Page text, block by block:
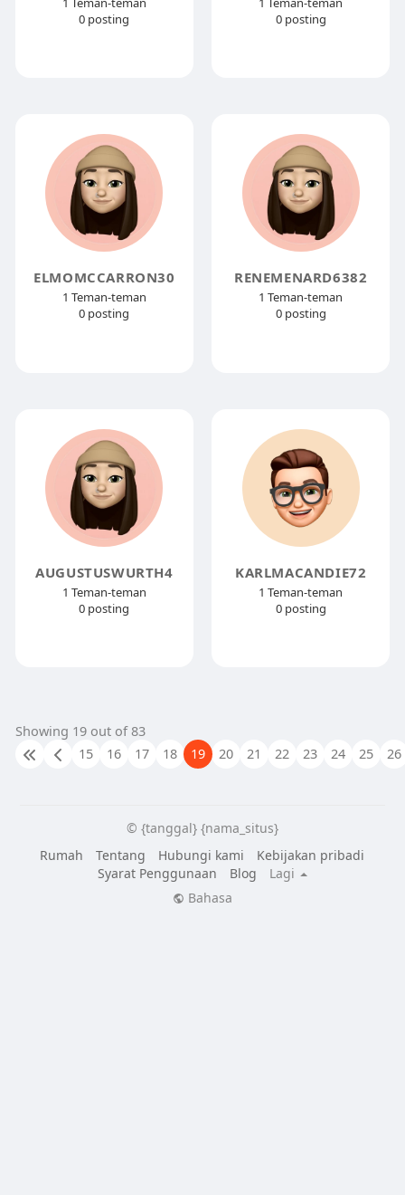
0 posting
0 posting
ELMOMCCARRON30
1 Teman-teman
0 posting
RENEMENARD6382
1 Teman-teman
0 posting
AUGUSTUSWURTH4
1 Teman-teman
0 posting
KARLMACANDIE72
1 Teman-teman
0 posting
Showing 19 out of 83
15
16 17 18 19 20 21 22 23 24 25 26
© {tanggal} {nama_situs}
Rumah
Tentang Hubungi kami
Kebijakan pribadi
Syarat Penggunaan
Blog
Lagi
Bahasa